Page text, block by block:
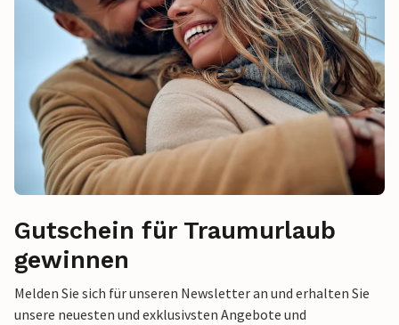
Gutschein für Traumurlaub
gewinnen
Melden Sie sich für unseren Newsletter an und erhalten Sie
unsere neuesten und exklusivsten Angebote und